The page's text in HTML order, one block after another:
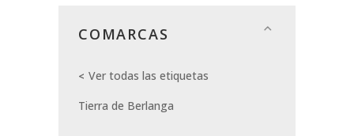
COMARCAS
Ver todas las etiquetas
Tierra de Berlanga